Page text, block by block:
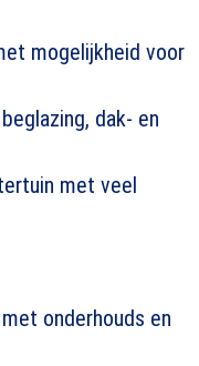
mogelijkheid voor
dak- en
met veel
onderhouds en